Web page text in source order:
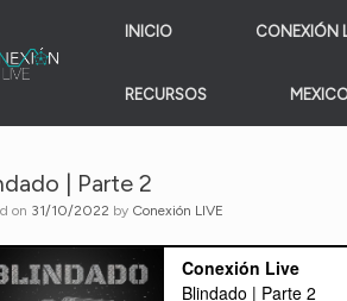
INICIO CONEXIÓN
RECURSOS
| Parte 2
on 31/10/2022 by Conexión LIVE